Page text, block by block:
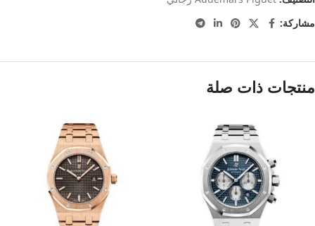
مشاركة:
منتجات ذات صلة